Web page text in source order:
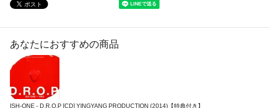
あなたにおすすめの商品
ISH-ONE - D.R.O.P [CD] YINGYANG PRODUCTION (2014)【特典付き】